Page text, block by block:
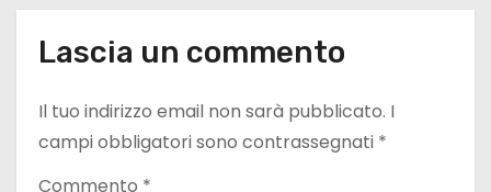
Lascia un commento
Il tuo indirizzo email non sarà pubblicato. I
campi obbligatori sono contrassegnati *
Commento *